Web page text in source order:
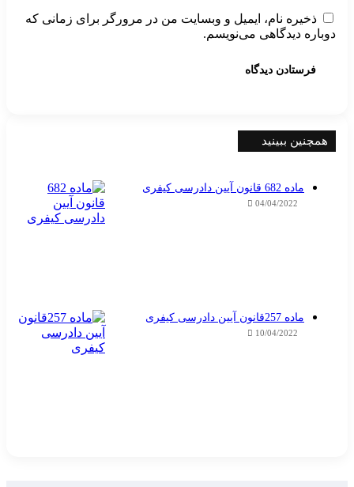
ذخیره نام، ایمیل و وبسایت من در مرورگر برای زمانی که
دوباره دیدگاهی می‌نویسم.
همچنین ببینید
ماده 682 قانون آیین دادرسی کیفری
04/04/2022
ماده 257قانون آیین دادرسی کیفری
10/04/2022